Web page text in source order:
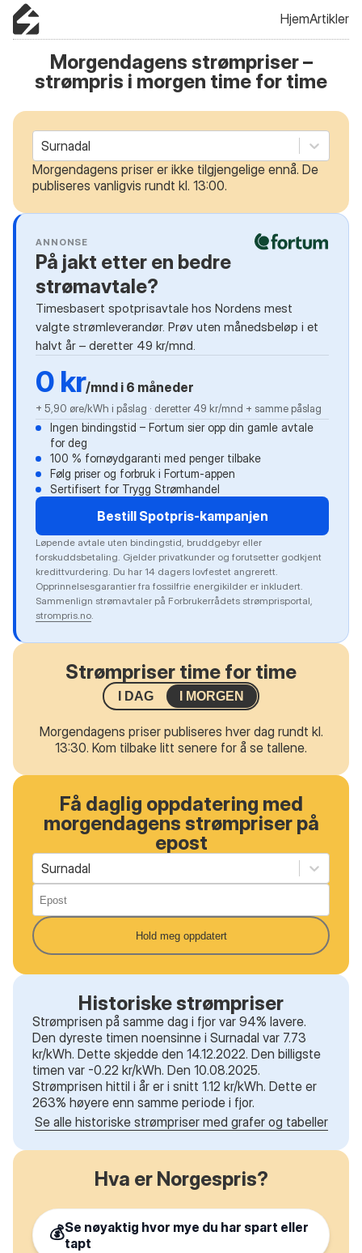
HjemArtikler
Morgendagens strømpriser –
strømpris i morgen time for time
Surnadal
Morgendagens priser er ikke tilgjengelige ennå. De
publiseres vanligvis rundt kl. 13:00.
ANNONSE
På jakt etter en bedre
strømavtale?
Timesbasert spotprisavtale hos Nordens mest
valgte strømleverandør. Prøv uten månedsbeløp i et
halvt år – deretter 49 kr/mnd.
0 kr/mnd i 6 måneder
+ 5,90 øre/kWh i påslag · deretter 49 kr/mnd + samme påslag
Ingen bindingstid – Fortum sier opp din gamle avtale
for deg
100 % fornøydgaranti med penger tilbake
Følg priser og forbruk i Fortum-appen
Sertifisert for Trygg Strømhandel
Bestill Spotpris-kampanjen
Løpende avtale uten bindingstid, bruddgebyr eller
forskuddsbetaling. Gjelder privatkunder og forutsetter godkjent
kredittvurdering. Du har 14 dagers lovfestet angrerett.
Opprinnelsesgarantier fra fossilfrie energikilder er inkludert.
Sammenlign strømavtaler på Forbrukerrådets strømprisportal,
strompris.no.
Strømpriser time for time
I DAG I MORGEN
Morgendagens priser publiseres hver dag rundt kl.
13:30. Kom tilbake litt senere for å se tallene.
Få daglig oppdatering med
morgendagens strømpriser på
epost
Surnadal
Hold meg oppdatert
Historiske strømpriser
Strømprisen på samme dag i fjor var 94% lavere.
Den dyreste timen noensinne i Surnadal var 7.73
kr/kWh. Dette skjedde den 14.12.2022. Den billigste
timen var -0.22 kr/kWh. Den 10.08.2025.
Strømprisen hittil i år er i snitt 1.12 kr/kWh. Dette er
263% høyere enn samme periode i fjor.
Se alle historiske strømpriser med grafer og tabeller
Hva er Norgespris?
💰Se nøyaktig hvor mye du har spart eller
tapt